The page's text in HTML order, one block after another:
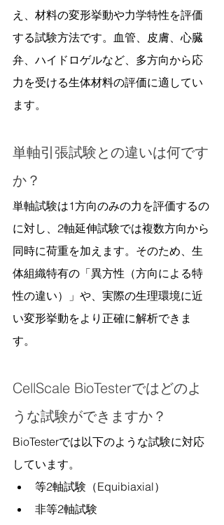
え、材料の変形挙動や力学特性を評価
する試験方法です。血管、皮膚、心臓
弁、ハイドロゲルなど、多方向から応
力を受ける生体材料の評価に適してい
ます。
単軸引張試験との違いは何です
か？
単軸試験は1方向のみの力を評価するの
に対し、2軸延伸試験では複数方向から
同時に荷重を加えます。そのため、生
体組織特有の「異方性（方向による特
性の違い）」や、実際の生理環境に近
い変形挙動をより正確に解析できま
す。
CellScale BioTesterではどのよ
うな試験ができますか？
BioTesterでは以下のような試験に対応
しています。
等2軸試験（Equibiaxial）
非等2軸試験